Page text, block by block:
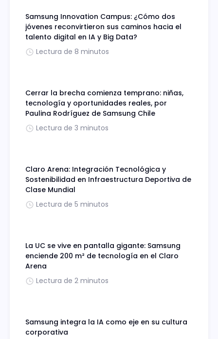
Samsung Innovation Campus: ¿Cómo dos
jóvenes reconvirtieron sus caminos hacia el
talento digital en IA y Big Data?
Lectura de 8 minutos
Cerrar la brecha comienza temprano: niñas,
tecnología y oportunidades reales, por
Paulina Rodríguez de Samsung Chile
Lectura de 3 minutos
Claro Arena: Integración Tecnológica y
Sostenibilidad en Infraestructura Deportiva de
Clase Mundial
Lectura de 5 minutos
La UC se vive en pantalla gigante: Samsung
enciende 200 m² de tecnología en el Claro
Arena
Lectura de 2 minutos
Samsung integra la IA como eje en su cultura
corporativa